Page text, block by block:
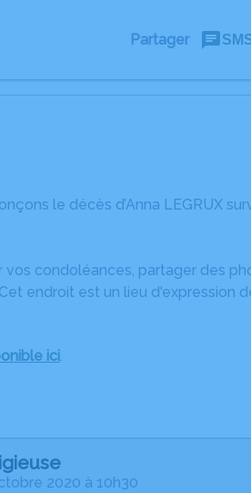
Partager
le décès d’Anna LEGRUX
condoléances, partager des
endroit est un lieu d'expression
ici.
2020 à 10h30